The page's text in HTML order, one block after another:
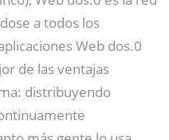
a todos los
Web dos.0
de las ventajas
distribuyendo